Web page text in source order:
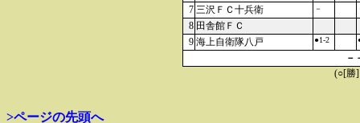
7 三沢ＦＣ十兵衛 －
8 田舎館ＦＣ
9 海上自衛隊八戸 ●1-2
－
(○[勝
>ページの先頭へ